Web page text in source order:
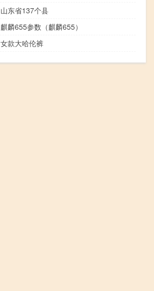
山东省137个县
麒麟655参数（麒麟655）
女款大哈伦裤